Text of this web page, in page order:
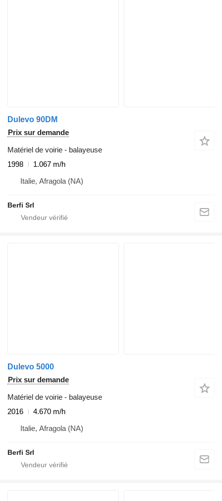
Dulevo 90DM
Prix sur demande
Matériel de voirie - balayeuse
1998
1.067 m/h
Italie, Afragola (NA)
Berfi Srl
Dulevo 5000
Prix sur demande
Matériel de voirie - balayeuse
2016
4.670 m/h
Italie, Afragola (NA)
Berfi Srl